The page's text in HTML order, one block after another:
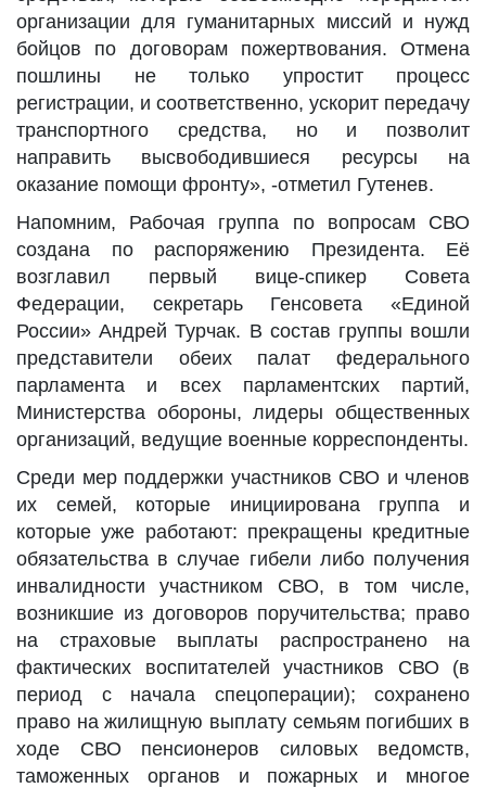
организации для гуманитарных миссий и нужд
бойцов по договорам пожертвования. Отмена
пошлины не только упростит процесс
регистрации, и соответственно, ускорит передачу
транспортного средства, но и позволит
направить высвободившиеся ресурсы на
оказание помощи фронту», -отметил Гутенев.
Напомним, Рабочая группа по вопросам СВО
создана по распоряжению Президента. Её
возглавил первый вице-спикер Совета
Федерации, секретарь Генсовета «Единой
России» Андрей Турчак. В состав группы вошли
представители обеих палат федерального
парламента и всех парламентских партий,
Министерства обороны, лидеры общественных
организаций, ведущие военные корреспонденты.
Среди мер поддержки участников СВО и членов
их семей, которые инициирована группа и
которые уже работают: прекращены кредитные
обязательства в случае гибели либо получения
инвалидности участником СВО, в том числе,
возникшие из договоров поручительства; право
на страховые выплаты распространено на
фактических воспитателей участников СВО (в
период с начала спецоперации); сохранено
право на жилищную выплату семьям погибших в
ходе СВО пенсионеров силовых ведомств,
таможенных органов и пожарных и многое